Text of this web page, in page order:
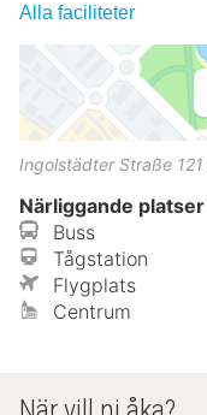
Alla faciliteter
Ingolstädter Straße 121
Närliggande platser
Buss
Tågstation
Flygplats
Centrum